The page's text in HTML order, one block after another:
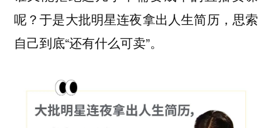
呢？于是大批明星连夜拿出人生简历，思索
自己到底“还有什么可卖”。